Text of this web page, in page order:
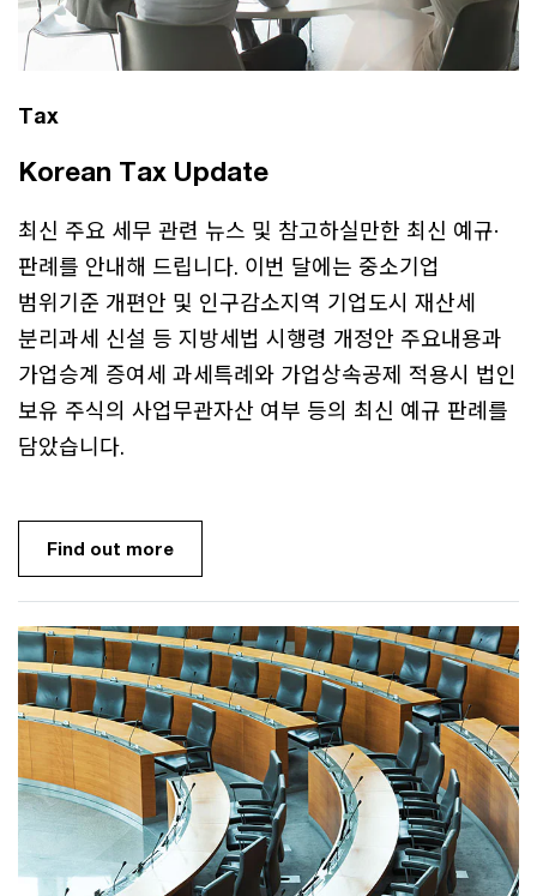
Tax
Korean Tax Update
최신 주요 세무 관련 뉴스 및 참고하실만한 최신 예규·
판례를 안내해 드립니다. 이번 달에는 중소기업
범위기준 개편안 및 인구감소지역 기업도시 재산세
분리과세 신설 등 지방세법 시행령 개정안 주요내용과
가업승계 증여세 과세특례와 가업상속공제 적용시 법인
보유 주식의 사업무관자산 여부 등의 최신 예규 판례를
담았습니다.
Find out more